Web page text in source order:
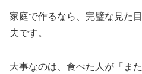
家庭で作るなら、完璧な見た
夫です。
大事なのは、食べた人が「ま